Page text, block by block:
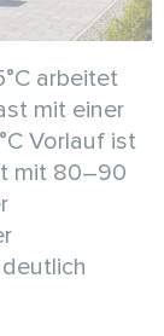
arbeitet
mit einer
Vorlauf ist
mit 80–90